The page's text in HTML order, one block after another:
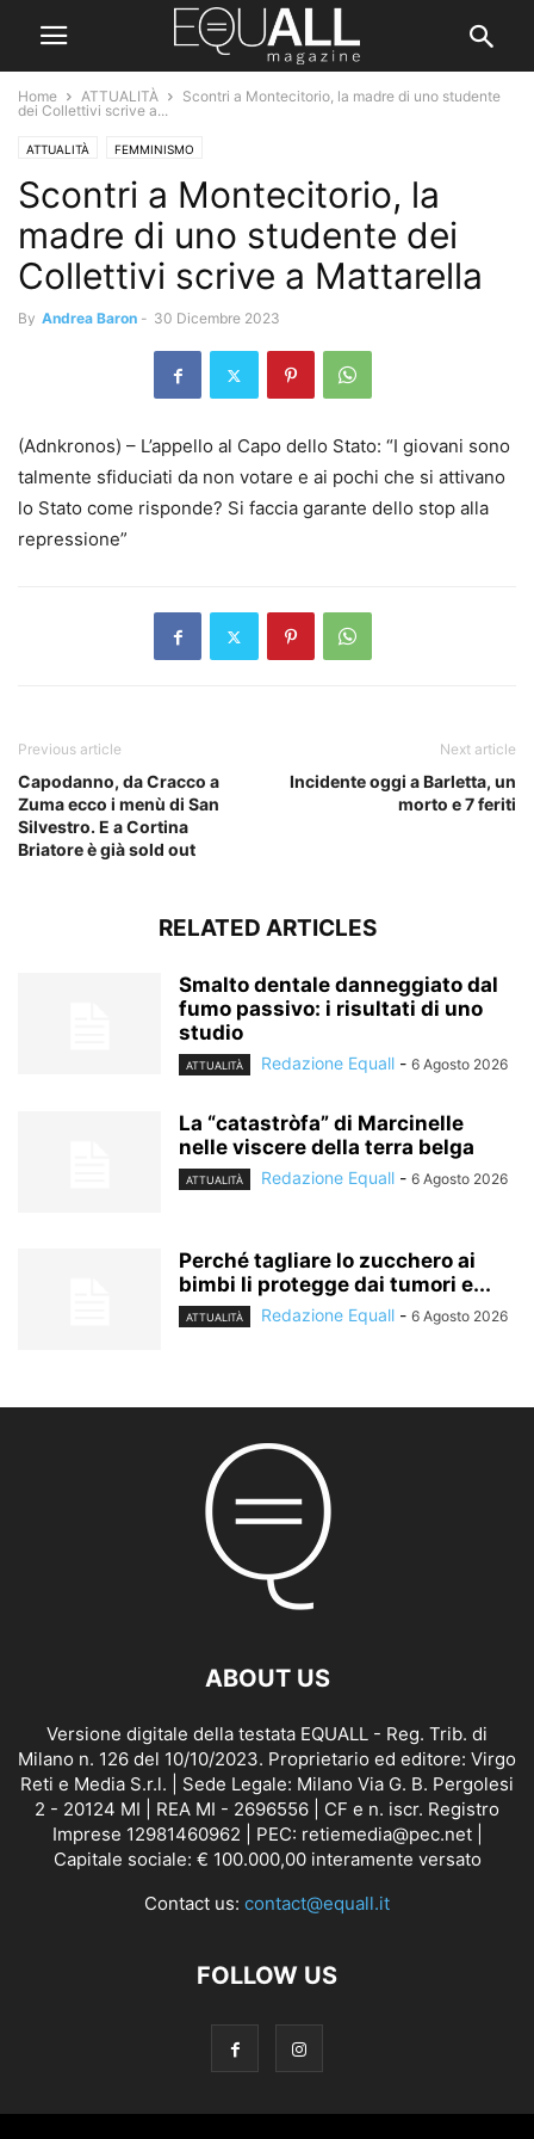
Home ATTUALITÀ
Scontri a Montecitorio, la madre di uno studente
dei Collettivi scrive a...
ATTUALITÀ FEMMINISMO
Scontri a Montecitorio, la
madre di uno studente dei
Collettivi scrive a Mattarella
By Andrea Baron - 30 Dicembre 2023
(Adnkronos) – L’appello al Capo dello Stato: “I giovani sono
talmente sfiduciati da non votare e ai pochi che si attivano
lo Stato come risponde? Si faccia garante dello stop alla
repressione”
Previous article
Capodanno, da Cracco a
Zuma ecco i menù di San
Silvestro. E a Cortina
Briatore è già sold out
Next article
Incidente oggi a Barletta, un
morto e 7 feriti
RELATED ARTICLES
Smalto dentale danneggiato dal
fumo passivo: i risultati di uno
studio
ATTUALITÀ Redazione Equall - 6 Agosto 2026
La “catastròfa” di Marcinelle
nelle viscere della terra belga
ATTUALITÀ Redazione Equall - 6 Agosto 2026
Perché tagliare lo zucchero ai
bimbi li protegge dai tumori e...
ATTUALITÀ Redazione Equall - 6 Agosto 2026
ABOUT US
Versione digitale della testata EQUALL - Reg. Trib. di
Milano n. 126 del 10/10/2023. Proprietario ed editore: Virgo
Reti e Media S.r.l. | Sede Legale: Milano Via G. B. Pergolesi
2 - 20124 MI | REA MI - 2696556 | CF e n. iscr. Registro
Imprese 12981460962 | PEC: retiemedia@pec.net |
Capitale sociale: € 100.000,00 interamente versato
Contact us: contact@equall.it
FOLLOW US